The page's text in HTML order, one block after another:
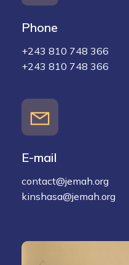
Phone
+243 810 748 366
+243 810 748 366
E-mail
contact@jemah.org
kinshasa@jemah.org